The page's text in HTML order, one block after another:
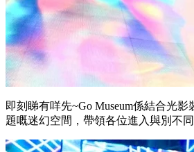
即刻睇有咩先~Go Museum係結合光
題嘅迷幻空間，帶領各位進入與別不同